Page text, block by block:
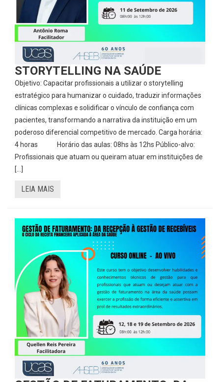
STORYTELLING NA SAÚDE
Objetivo: Capacitar profissionais a utilizar o storytelling
estratégico para humanizar o cuidado, traduzir informações
clínicas complexas e solidificar o vínculo de confiança com
pacientes, transformando a narrativa da instituição em um
poderoso diferencial competitivo de mercado. Carga horária:
4 horas Horário das aulas: 08hs às 12hs Público-alvo:
Profissionais que atuam ou queiram atuar em instituições de
[…]
LEIA MAIS